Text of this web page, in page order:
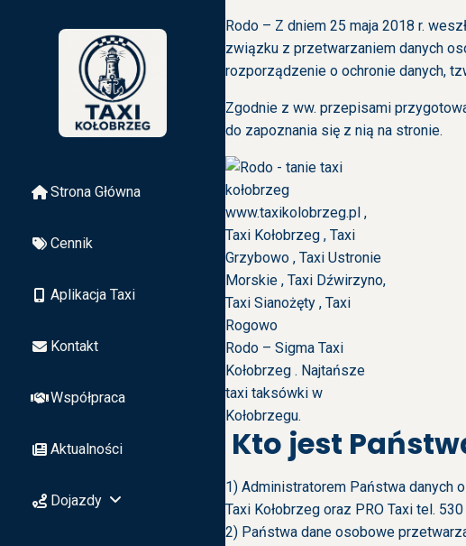
Strona Główna
Cennik
Aplikacja Taxi
Kontakt
Współpraca
Aktualności
Dojazdy
Rodo – Z dniem 25 maja 2018 r.
związku z przetwarzaniem danych
rozporządzenie o ochronie danych,
Zgodnie z ww. przepisami
do zapoznania się z nią na stronie.
Rodo – Sigma Taxi
Kołobrzeg . Najtańsze
taxi taksówki w
Kołobrzegu.
Kto jest
1) Administratorem Państwa danych
Taxi Kołobrzeg oraz PRO Taxi tel.
2) Państwa dane osobowe